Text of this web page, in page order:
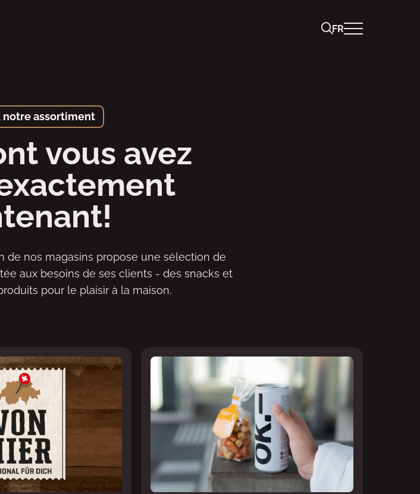
FR
notre assortiment
vous avez
de nos magasins propose une sélection de
aux besoins de ses clients - des snacks et
pour le plaisir à la maison.